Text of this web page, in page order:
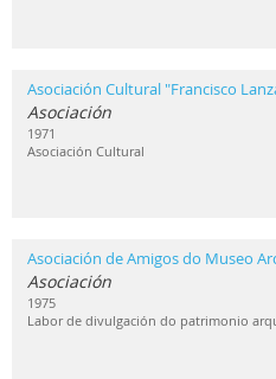
Asociación Cultural "Francisco
Asociación
1971
Asociación Cultural
Asociación de Amigos do Museo
Asociación
1975
Labor de divulgación do patrimonio